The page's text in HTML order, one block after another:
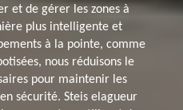
et de gérer les zones à
plus intelligente et
à la pointe, comme
nous réduisons le
pour maintenir les
sécurité. Steis elagueur